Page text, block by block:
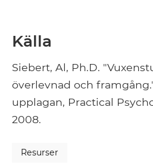
Källa
Siebert, Al, Ph.D.
överlevnad och
upplagan, Practical
2008.
Resurser